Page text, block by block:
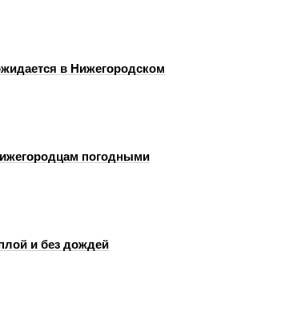
в Нижегородском
погодными
и без дождей